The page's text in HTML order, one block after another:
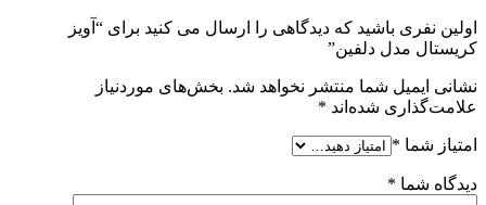
اولین نفری باشید که دیدگاهی را ارسال می کنید برای “آویز
کریستال مدل دلفین”
نشانی ایمیل شما منتشر نخواهد شد. بخش‌های موردنیاز
علامت‌گذاری شده‌اند *
امتیاز شما *
دیدگاه شما *